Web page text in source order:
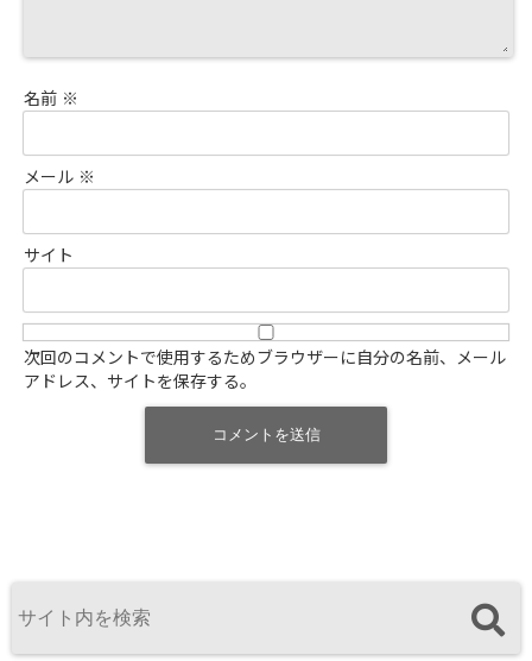
名前 ※
メール ※
サイト
次回のコメントで使用するためブラウザーに自分の名前、メール
アドレス、サイトを保存する。